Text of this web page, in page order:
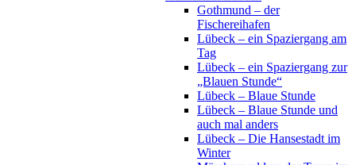
Gothmund – der
Fischereihafen
Lübeck – ein Spaziergang am
Tag
Lübeck – ein Spaziergang zur
„Blauen Stunde“
Lübeck – Blaue Stunde
Lübeck – Blaue Stunde und
auch mal anders
Lübeck – Die Hansestadt im
Winter